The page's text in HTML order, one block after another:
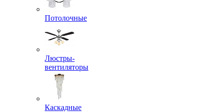
Потолочные
Люстры-
вентиляторы
Каскадные